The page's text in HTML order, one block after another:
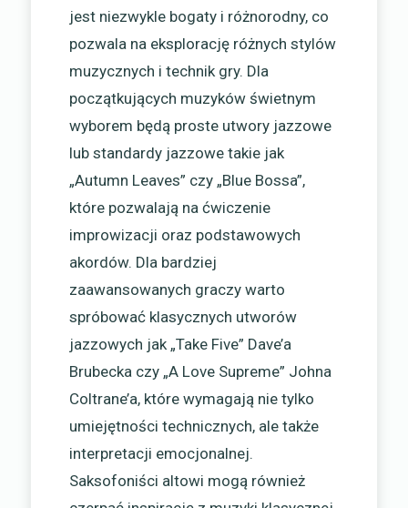
jest niezwykle bogaty i różnorodny, co
pozwala na eksplorację różnych stylów
muzycznych i technik gry. Dla
początkujących muzyków świetnym
wyborem będą proste utwory jazzowe
lub standardy jazzowe takie jak
„Autumn Leaves” czy „Blue Bossa”,
które pozwalają na ćwiczenie
improwizacji oraz podstawowych
akordów. Dla bardziej
zaawansowanych graczy warto
spróbować klasycznych utworów
jazzowych jak „Take Five” Dave’a
Brubecka czy „A Love Supreme” Johna
Coltrane’a, które wymagają nie tylko
umiejętności technicznych, ale także
interpretacji emocjonalnej.
Saksofoniści altowi mogą również